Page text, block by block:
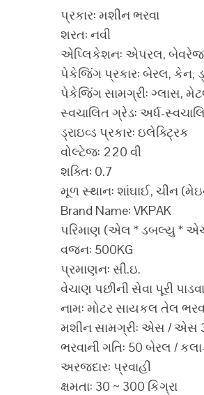
પ્રકાર: મશીન ભરવા
શરત: નવી
એપ્લિકેશન: એપરલ, બેવરેજ,
પેકેજિંગ પ્રકાર: બેરલ, કેન,
પેકેજિંગ સામગ્રી: ગ્લાસ,
સ્વચાલિત ગ્રેડ: અર્ધ-
ડ્રાઇવ્ડ પ્રકાર: ઇલેક્ટ્રિક
વોલ્ટેજ: 220 વી
શક્તિ: 0.7
મૂળ સ્થાન: શાંઘાઈ, ચીન
Brand Name: VKPAK
પરિમાણ (એલ * ડબલ્યુ *
વજન: 500KG
પ્રમાણન: સી.ઇ.
વેચાણ પછીની સેવા પૂરી
નામ: મોટર સાયકલ તેલ
મશીન સામગ્રી: એસ / એસ
ભરવાની ગતિ: 50 બેરલ /
અરજદાર: પ્રવાહી
ક્ષમતા: 30 ~ 300 કિગ્રા